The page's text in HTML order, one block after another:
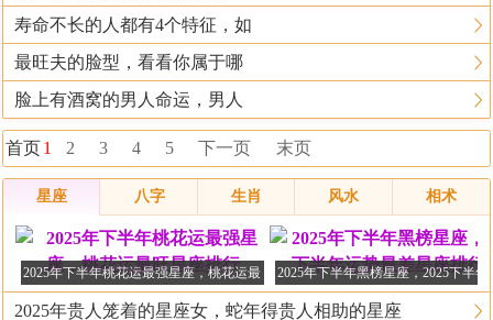
寿命不长的人都有4个特征，如
最旺夫的脸型，看看你属于哪
脸上有酒窝的男人命运，男人
首页1 2 3 4 5 下一页 末页
星座 八字 生肖 风水 相术
2025年下半年桃花运最强星座，桃花运最
旺星座排行
2025年下半年黑榜星座，2025下半年
最差星座排行榜
2025年贵人笼着的星座女，蛇年得贵人相助的星座